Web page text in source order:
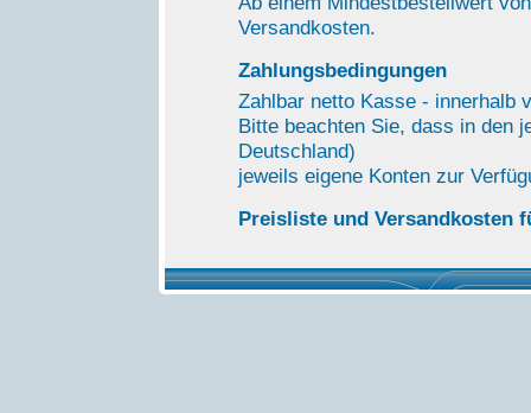
Versandkosten.
Zahlungsbedingungen
Zahlbar netto Kasse - innerhalb
Bitte beachten Sie, dass in den
Deutschland)
jeweils eigene Konten zur
Preisliste und Versandkosten